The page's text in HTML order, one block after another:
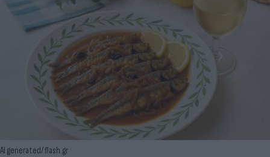
ΑΙ generated/ flash.gr